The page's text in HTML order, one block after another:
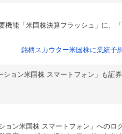
機能「米国株決算フラッシュ」に、
銘柄スカウター米国株に業績予
ョン米国株 スマートフォン」も証
ョン米国株 スマートフォン」へのロ